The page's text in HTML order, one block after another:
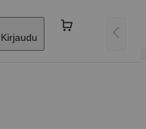
Kirjaudu